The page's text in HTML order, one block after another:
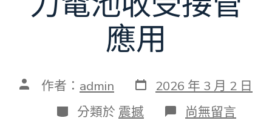
應用
文 作者： admin 發
表
日
期
2026 年 3 月 2 日
分
類
分類於 震撼 在
〈規
尚無留言